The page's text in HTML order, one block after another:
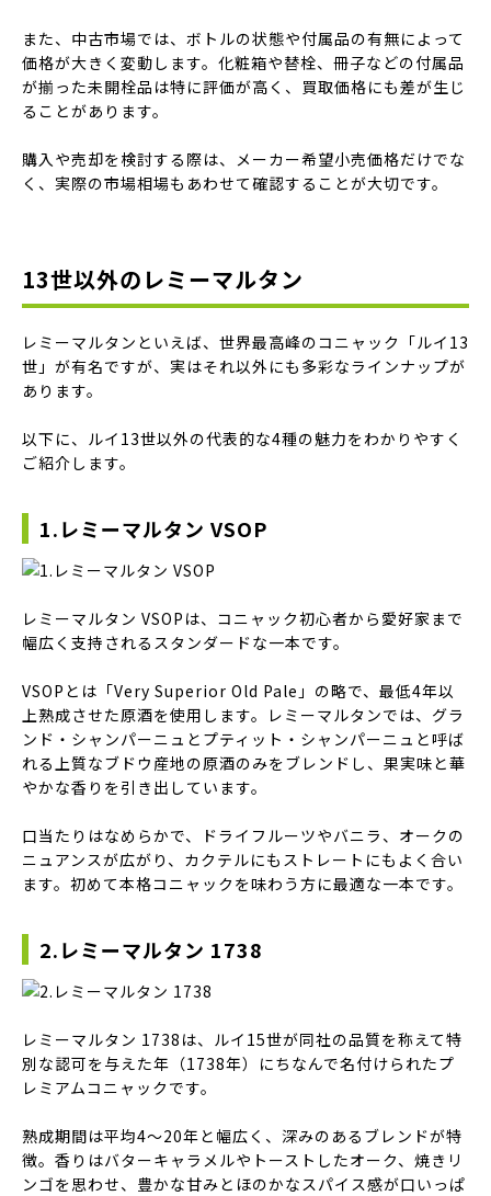
また、中古市場では、ボトルの状態や付属品の有無によって
価格が大きく変動します。化粧箱や替栓、冊子などの付属品
が揃った未開栓品は特に評価が高く、買取価格にも差が生じ
ることがあります。
購入や売却を検討する際は、メーカー希望小売価格だけでな
く、実際の市場相場もあわせて確認することが大切です。
13世以外のレミーマルタン
レミーマルタンといえば、世界最高峰のコニャック「ルイ13
世」が有名ですが、実はそれ以外にも多彩なラインナップが
あります。
以下に、ルイ13世以外の代表的な4種の魅力をわかりやすく
ご紹介します。
1.レミーマルタン VSOP
レミーマルタン VSOPは、コニャック初心者から愛好家まで
幅広く支持されるスタンダードな一本です。
VSOPとは「Very Superior Old Pale」の略で、最低4年以
上熟成させた原酒を使用します。レミーマルタンでは、グラ
ンド・シャンパーニュとプティット・シャンパーニュと呼ば
れる上質なブドウ産地の原酒のみをブレンドし、果実味と華
やかな香りを引き出しています。
口当たりはなめらかで、ドライフルーツやバニラ、オークの
ニュアンスが広がり、カクテルにもストレートにもよく合い
ます。初めて本格コニャックを味わう方に最適な一本です。
2.レミーマルタン 1738
レミーマルタン 1738は、ルイ15世が同社の品質を称えて特
別な認可を与えた年（1738年）にちなんで名付けられたプ
レミアムコニャックです。
熟成期間は平均4～20年と幅広く、深みのあるブレンドが特
徴。香りはバターキャラメルやトーストしたオーク、焼きリ
ンゴを思わせ、豊かな甘みとほのかなスパイス感が口いっぱ